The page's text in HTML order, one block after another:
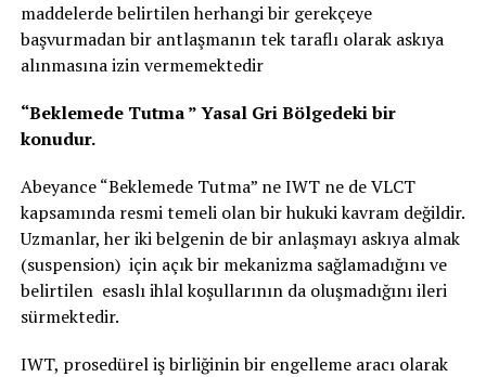
maddelerde belirtilen herhangi bir gerekçeye
başvurmadan bir antlaşmanın tek taraflı olarak askıya
alınmasına izin vermemektedir
“Beklemede Tutma ” Yasal Gri Bölgedeki bir
konudur.
Abeyance “Beklemede Tutma” ne IWT ne de VLCT
kapsamında resmi temeli olan bir hukuki kavram değildir.
Uzmanlar, her iki belgenin de bir anlaşmayı askıya almak
(suspension) için açık bir mekanizma sağlamadığını ve
belirtilen esaslı ihlal koşullarının da oluşmadığını ileri
sürmektedir.
IWT, prosedürel iş birliğinin bir engelleme aracı olarak